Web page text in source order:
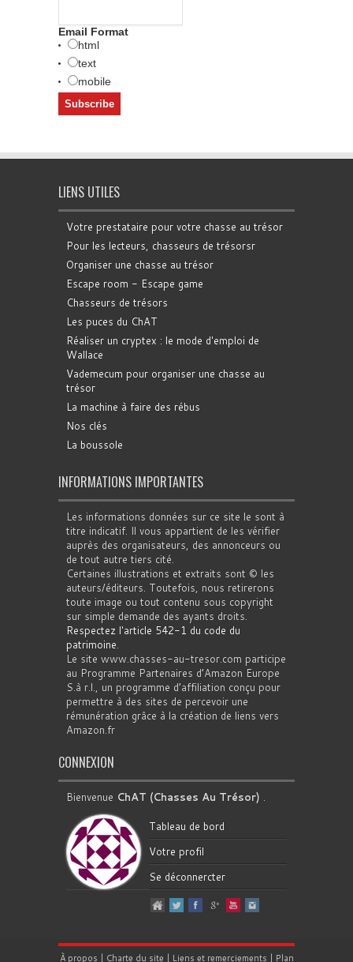
Email Format
html
text
mobile
LIENS UTILES
Votre prestataire pour votre chasse au trésor
Pour les lecteurs, chasseurs de trésorsr
Organiser une chasse au trésor
Escape room - Escape game
Chasseurs de trésors
Les puces du ChAT
Réaliser un cryptex : le mode d'emploi de
Wallace
Vademecum pour organiser une chasse au
trésor
La machine à faire des rébus
Nos clés
La boussole
INFORMATIONS IMPORTANTES
Les informations données sur ce site le sont à
titre indicatif. Il vous appartient de les vérifier
auprès des organisateurs, des annonceurs ou
de tout autre tiers cité.
Certaines illustrations et extraits sont © les
auteurs/éditeurs. Toutefois, nous retirerons
toute image ou tout contenu sous copyright
sur simple demande des ayants droits.
Respectez l'article 542-1 du code du
patrimoine.
Le site www.chasses-au-tresor.com participe
au Programme Partenaires d’Amazon Europe
S.à r.l., un programme d’affiliation conçu pour
permettre à des sites de percevoir une
rémunération grâce à la création de liens vers
Amazon.fr
CONNEXION
Bienvenue ChAT (Chasses Au Trésor) .
Tableau de bord
Votre profil
Se déconnercter
À propos | Charte du site | Liens et remerciements | Plan